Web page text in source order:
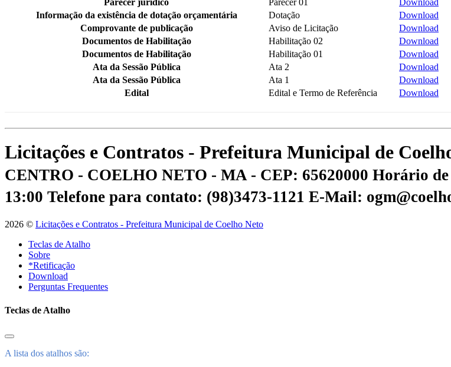
Informação da existência de dotação orçamentária
Dotação
Download
Comprovante de publicação
Aviso de Licitação
Download
Documentos de Habilitação
Habilitação 02
Download
Documentos de Habilitação
Habilitação 01
Download
Ata da Sessão Pública
Ata 2
Download
Ata da Sessão Pública
Ata 1
Download
Edital
Edital e Termo de Referência Download
Licitações e Contratos - Prefeitura Municipal de
CENTRO - COELHO NETO - MA - CEP: 65620000 Horário de
13:00 Telefone para contato: (98)3473-1121 E-Mail:
2026 © Licitações e Contratos - Prefeitura Municipal de Coelho Neto
Teclas de Atalho
Sobre
*Retificação
Download
Perguntas Frequentes
Teclas de Atalho
A lista dos atalhos são: